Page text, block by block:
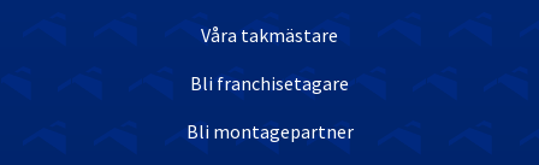
Våra takmästare
Bli franchisetagare
Bli montagepartner